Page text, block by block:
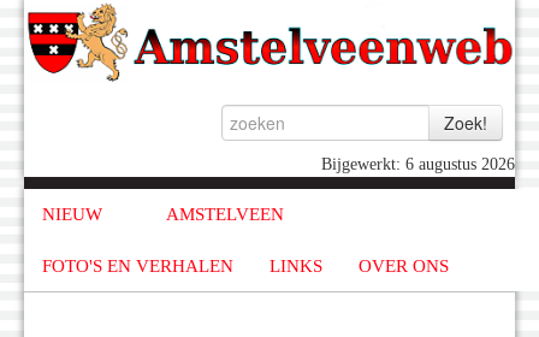
Bijgewerkt: 6 augustus 2026
NIEUW AMSTELVEEN
FOTO'S EN VERHALEN LINKS OVER ONS